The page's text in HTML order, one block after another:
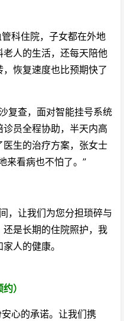
住院，子女都在外地
人的生活，还每天陪他
恢复速度也比预期快了
查，面对智能挂号系统
员全程协助，半天内高
生的治疗方案，张女士
来看病也不怕了。”
让我们为您分担琐碎与
是长期的住院照护，我
人的健康。
）
的承诺。让我们携